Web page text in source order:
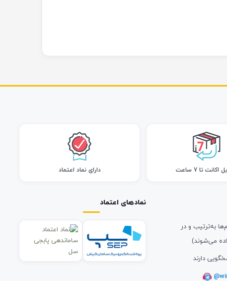
تا 7 ساعت دارای نماد اعتماد
به‌ترتیب و در
می‌شوند)
دارند
نمادهای اعتماد